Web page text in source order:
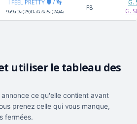
I FEEL PRETTY 🛡️ / 👣
9a9aDa(25)Da0a9a5a(24)4a F8
G.
G.
utiliser le tableau des
ce qu'elle contient avant
prenez celle qui vous manque,
fermées.